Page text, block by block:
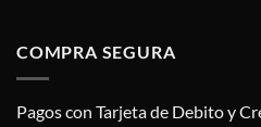
COMPRA SEGURA
Pagos con Tarjeta de Debito y